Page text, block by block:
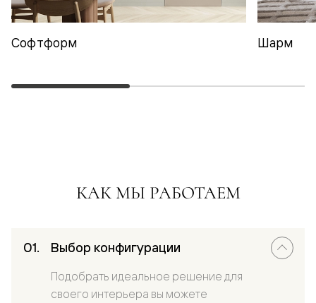
Софтформ Шарм
КАК МЫ РАБОТАЕМ
Выбор конфигурации
Подобрать идеальное решение для
своего интерьера вы можете